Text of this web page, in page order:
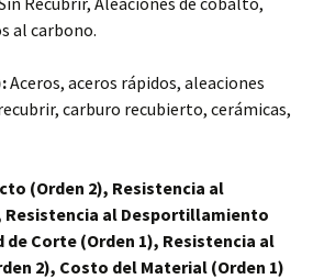
al carbono.
Aceros, aceros rápidos, aleaciones
carburo recubierto, cerámicas,
(Orden 2), Resistencia al
Resistencia al Desportillamiento
de Corte (Orden 1), Resistencia al
2), Costo del Material (Orden 1)